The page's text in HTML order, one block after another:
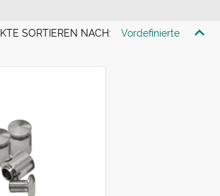
SORTIEREN NACH: